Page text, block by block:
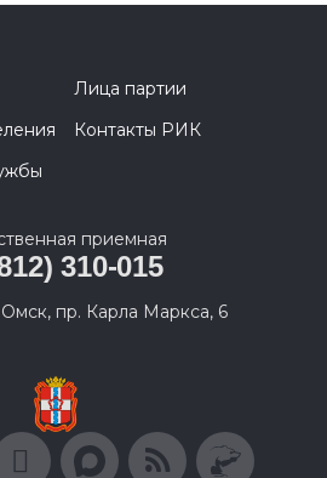
Лица партии
Контакты РИК
приемная
310-015
Омск, пр. Карла Маркса, 6